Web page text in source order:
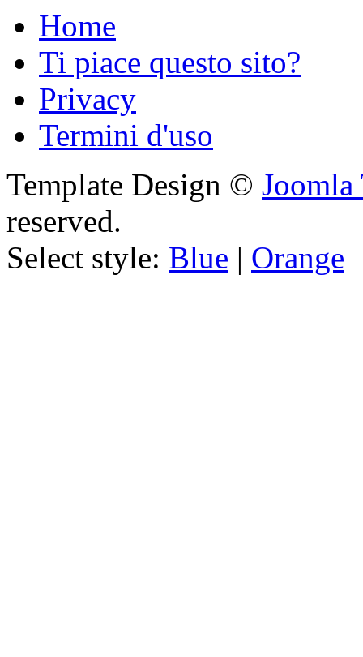
Home
Ti piace questo sito?
Privacy
Termini d'uso
Template Design © Joomla
reserved.
Select style: Blue | Orange